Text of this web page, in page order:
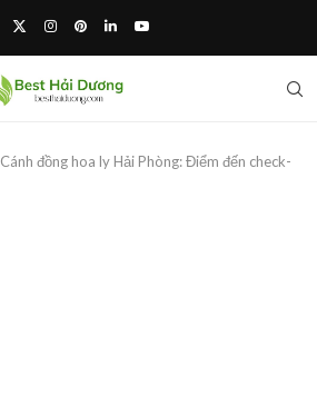
Cánh đồng hoa ly Hải Phòng: Điểm đến check-